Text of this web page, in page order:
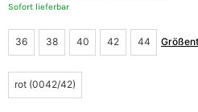
Sofort lieferbar
36 38 40 42 44
rot (0042/42)